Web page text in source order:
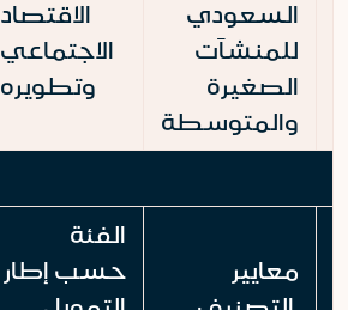
الاقتصاد
الاجتماعي
وتطويره
السعودي
للمنشآت
الصغيرة
والمتوسطة
الفئة
حسب إطار
معايير